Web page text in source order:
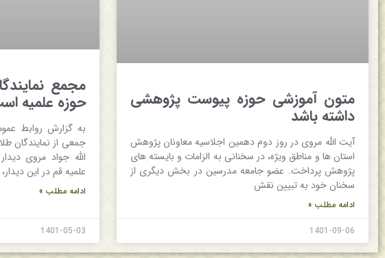
متون آموزشی حوزه پیوست پژوهشی
داشته باشد
آیت الله مروی در روز دوم دهمین اجلاسیه معاونان پژوهش
استان ها و مناطق ویژه، در سخنانی به الزامات و بایسته های
پژوهش پرداخت. عضو جامعه مدرسین در بخش دیگری از
سخنان خود به تبیین نقش
ادامه مطلب »
1401-09-06
مجمع
حوزه علمیه
به گزارش روابط
جمعی از نمایندگان
الله جواد مروی
علمیه قم در این
ادامه مطلب »
1401-05-03